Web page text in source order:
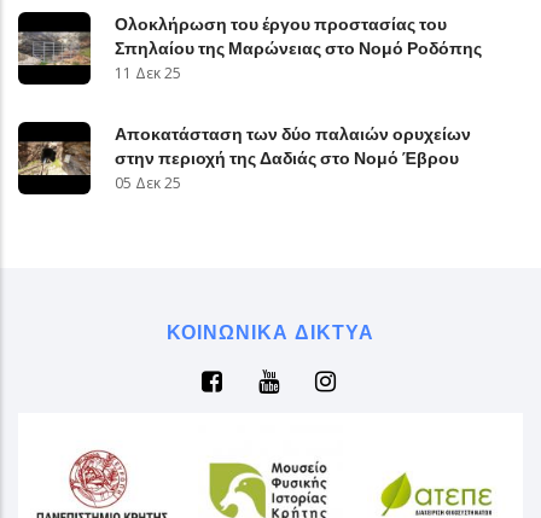
Ολοκλήρωση του έργου προστασίας του
Σπηλαίου της Μαρώνειας στο Νομό Ροδόπης
11 Δεκ 25
Αποκατάσταση των δύο παλαιών ορυχείων
στην περιοχή της Δαδιάς στο Νομό Έβρου
05 Δεκ 25
ΚΟΙΝΩΝΙΚΆ ΔΊΚΤΥΑ